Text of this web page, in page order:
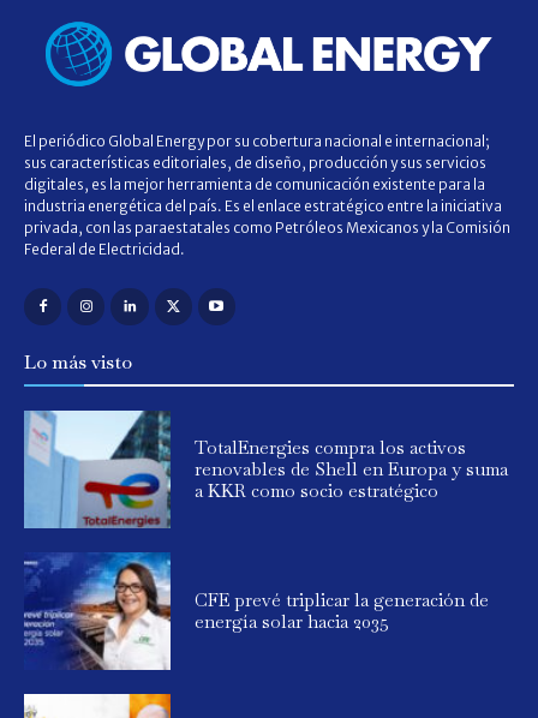
El periódico Global Energy por su cobertura nacional e internacional;
sus características editoriales, de diseño, producción y sus servicios
digitales, es la mejor herramienta de comunicación existente para la
industria energética del país. Es el enlace estratégico entre la iniciativa
privada, con las paraestatales como Petróleos Mexicanos y la Comisión
Federal de Electricidad.
Lo más visto
TotalEnergies compra los activos
renovables de Shell en Europa y suma
a KKR como socio estratégico
CFE prevé triplicar la generación de
energía solar hacia 2035